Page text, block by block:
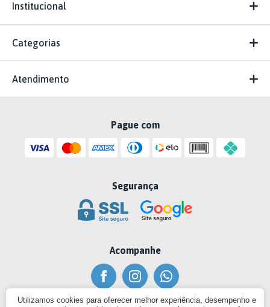
Institucional
Categorias
Atendimento
Pague com
Segurança
Acompanhe
Utilizamos cookies para oferecer melhor experiência, desempenho e